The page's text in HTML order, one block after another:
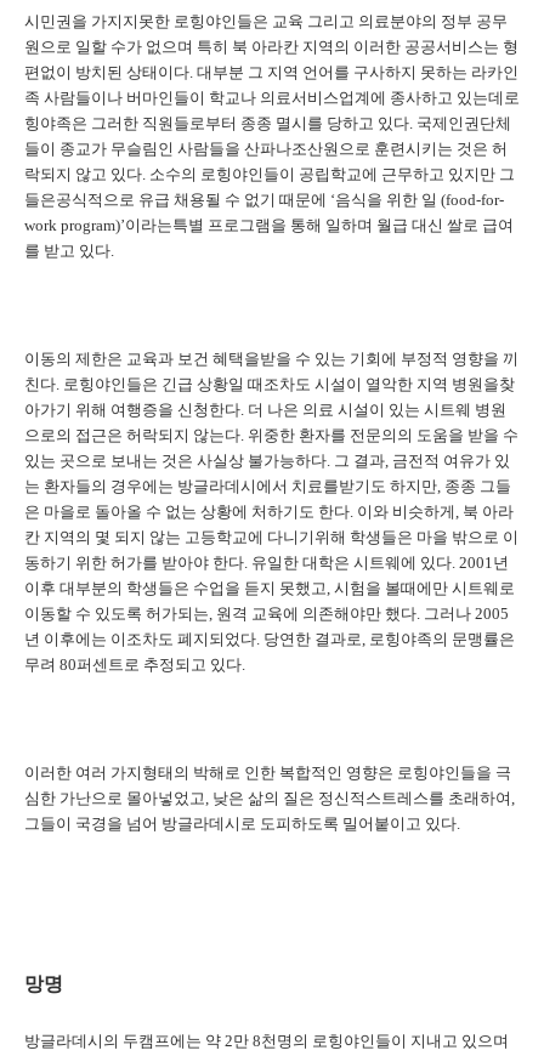
시민권을 가지지못한 로힝야인들은 교육 그리고 의료분야의 정부 공무
원으로 일할 수가 없으며 특히 북 아라칸 지역의 이러한 공공서비스는 형
편없이 방치된 상태이다. 대부분 그 지역 언어를 구사하지 못하는 라카인
족 사람들이나 버마인들이 학교나 의료서비스업계에 종사하고 있는데로
힝야족은 그러한 직원들로부터 종종 멸시를 당하고 있다. 국제인권단체
들이 종교가 무슬림인 사람들을 산파나조산원으로 훈련시키는 것은 허
락되지 않고 있다. 소수의 로힝야인들이 공립학교에 근무하고 있지만 그
들은공식적으로 유급 채용될 수 없기 때문에 ‘음식을 위한 일 (food-for-
work program)’이라는특별 프로그램을 통해 일하며 월급 대신 쌀로 급여
를 받고 있다.
이동의 제한은 교육과 보건 혜택을받을 수 있는 기회에 부정적 영향을 끼
친다. 로힝야인들은 긴급 상황일 때조차도 시설이 열악한 지역 병원을찾
아가기 위해 여행증을 신청한다. 더 나은 의료 시설이 있는 시트웨 병원
으로의 접근은 허락되지 않는다. 위중한 환자를 전문의의 도움을 받을 수
있는 곳으로 보내는 것은 사실상 불가능하다. 그 결과, 금전적 여유가 있
는 환자들의 경우에는 방글라데시에서 치료를받기도 하지만, 종종 그들
은 마을로 돌아올 수 없는 상황에 처하기도 한다. 이와 비슷하게, 북 아라
칸 지역의 몇 되지 않는 고등학교에 다니기위해 학생들은 마을 밖으로 이
동하기 위한 허가를 받아야 한다. 유일한 대학은 시트웨에 있다. 2001년
이후 대부분의 학생들은 수업을 듣지 못했고, 시험을 볼때에만 시트웨로
이동할 수 있도록 허가되는, 원격 교육에 의존해야만 했다. 그러나 2005
년 이후에는 이조차도 폐지되었다. 당연한 결과로, 로힝야족의 문맹률은
무려 80퍼센트로 추정되고 있다.
이러한 여러 가지형태의 박해로 인한 복합적인 영향은 로힝야인들을 극
심한 가난으로 몰아넣었고, 낮은 삶의 질은 정신적스트레스를 초래하여,
그들이 국경을 넘어 방글라데시로 도피하도록 밀어붙이고 있다.
망명
방글라데시의 두캠프에는 약 2만 8천명의 로힝야인들이 지내고 있으며